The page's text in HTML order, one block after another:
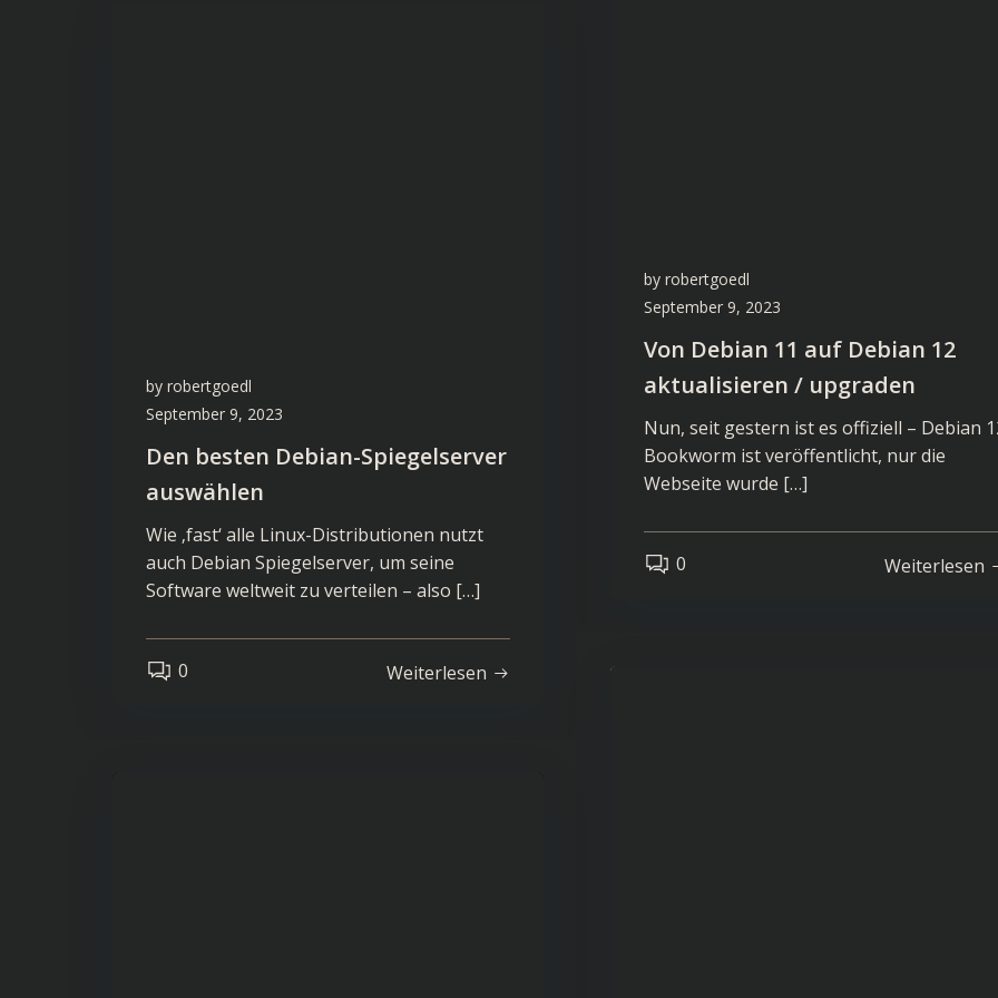
by robertgoedl
September 9, 2023
Von Debian 11 auf Debian 12
aktualisieren / upgraden
Nun, seit gestern ist es offiziell – Debian
Bookworm ist veröffentlicht, nur die
Webseite wurde […]
0 Weiterlesen
by robertgoedl
September 9, 2023
Den besten Debian-Spiegelserver
auswählen
Wie ‚fast‘ alle Linux-Distributionen nutzt
auch Debian Spiegelserver, um seine
Software weltweit zu verteilen – also […]
0 Weiterlesen